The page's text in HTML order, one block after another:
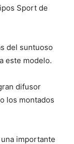
Sport de
del suntuoso
este modelo.
difusor
los montados
importante